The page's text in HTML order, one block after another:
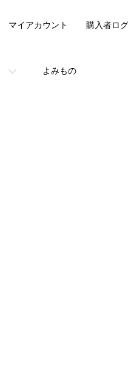
よみもの
マイアカウント 購入者ロ